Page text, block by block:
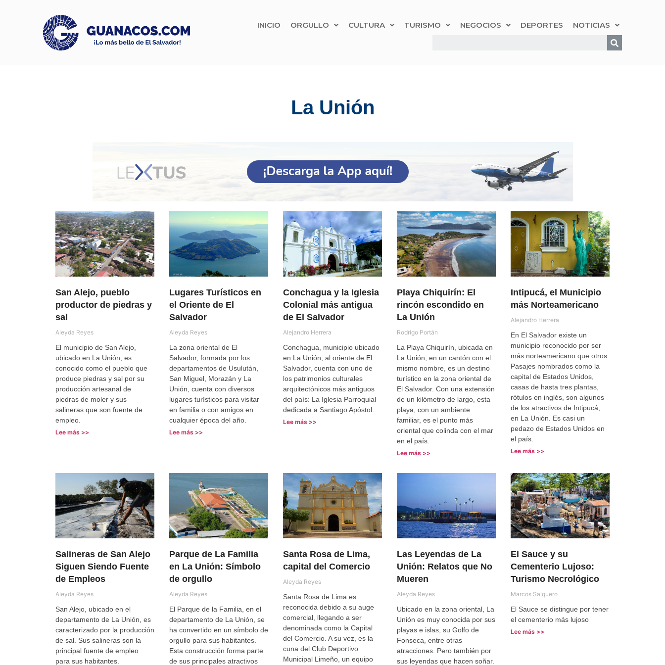
INICIO ORGULLO CULTURA TURISMO NEGOCIOS DEPORTES NOTICIAS
La Unión
San Alejo, pueblo
productor de piedras y
sal
Aleyda Reyes
El municipio de San Alejo,
ubicado en La Unión, es
conocido como el pueblo que
produce piedras y sal por su
producción artesanal de
piedras de moler y sus
salineras que son fuente de
empleo.
Lee más >>
Lugares Turísticos en
el Oriente de El
Salvador
Aleyda Reyes
La zona oriental de El
Salvador, formada por los
departamentos de Usulután,
San Miguel, Morazán y La
Unión, cuenta con diversos
lugares turísticos para visitar
en familia o con amigos en
cualquier época del año.
Lee más >>
Conchagua y la Iglesia
Colonial más antigua
de El Salvador
Alejandro Herrera
Conchagua, municipio ubicado
en La Unión, al oriente de El
Salvador, cuenta con uno de
los patrimonios culturales
arquitectónicos más antiguos
del país: La Iglesia Parroquial
dedicada a Santiago Apóstol.
Lee más >>
Playa Chiquirín: El
rincón escondido en
La Unión
Rodrigo Portán
La Playa Chiquirín, ubicada en
La Unión, en un cantón con el
mismo nombre, es un destino
turístico en la zona oriental de
El Salvador. Con una extensión
de un kilómetro de largo, esta
playa, con un ambiente
familiar, es el punto más
oriental que colinda con el mar
en el país.
Lee más >>
Intipucá, el Municipio
más Norteamericano
Alejandro Herrera
En El Salvador existe un
municipio reconocido por ser
más norteamericano que otros.
Pasajes nombrados como la
capital de Estados Unidos,
casas de hasta tres plantas,
rótulos en inglés, son algunos
de los atractivos de Intipucá,
en La Unión. Es casi un
pedazo de Estados Unidos en
el país.
Lee más >>
Salineras de San Alejo
Siguen Siendo Fuente
de Empleos
Aleyda Reyes
San Alejo, ubicado en el
departamento de La Unión, es
caracterizado por la producción
de sal. Sus salineras son la
principal fuente de empleo
para sus habitantes.
Parque de La Familia
en La Unión: Símbolo
de orgullo
Aleyda Reyes
El Parque de la Familia, en el
departamento de La Unión, se
ha convertido en un símbolo de
orgullo para sus habitantes.
Esta construcción forma parte
de sus principales atractivos
Santa Rosa de Lima,
capital del Comercio
Aleyda Reyes
Santa Rosa de Lima es
reconocida debido a su auge
comercial, llegando a ser
denominada como la Capital
del Comercio. A su vez, es la
cuna del Club Deportivo
Municipal Limeño, un equipo
Las Leyendas de La
Unión: Relatos que No
Mueren
Aleyda Reyes
Ubicado en la zona oriental, La
Unión es muy conocida por sus
playas e islas, su Golfo de
Fonseca, entre otras
atracciones. Pero también por
sus leyendas que hacen soñar.
El Sauce y su
Cementerio Lujoso:
Turismo Necrológico
Marcos Salquero
El Sauce se distingue por tener
el cementerio más lujoso
Lee más >>